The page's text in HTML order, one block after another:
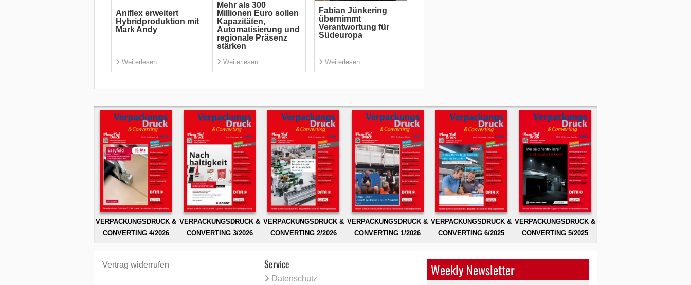
Aniflex erweitert
Hybridproduktion mit
Mark Andy
Weiterlesen
Mehr als 300
Millionen Euro sollen
Kapazitäten,
Automatisierung und
regionale Präsenz
stärken
Weiterlesen
Fabian Jünkering
übernimmt
Verantwortung für
Südeuropa
Weiterlesen
VERPACKUNGSDRUCK &
CONVERTING 4/2026
VERPACKUNGSDRUCK &
CONVERTING 3/2026
VERPACKUNGSDRUCK &
CONVERTING 2/2026
VERPACKUNGSDRUCK &
CONVERTING 1/2026
VERPACKUNGSDRUCK &
CONVERTING 6/2025
VERPACKUNGSDRUCK &
CONVERTING 5/2025
Vertrag widerrufen Service
Datenschutz
Weekly Newsletter